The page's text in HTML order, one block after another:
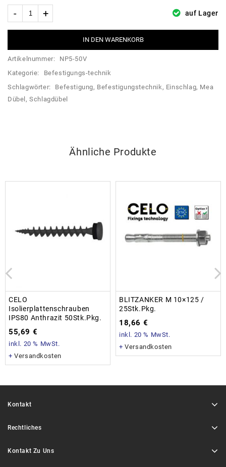
auf Lager
IN DEN WARENKORB
Artikelnummer:
NP5-50V
Kategorie:
Befestigungs-technik
Schlagwörter:
Befestigung, Befestigungstechnik, Einschlag, Mea
Dübel ,Schlagdübel
Ähnliche Produkte
CELO
Isolierplattenschrauben
IPS80 Anthrazit 50Stk.Pkg.
55,69 €
inkl. 20 % MwSt.
+Versandkosten
BLITZANKER M 10×125 /
25Stk.Pkg.
18,66 €
inkl. 20 % MwSt.
+Versandkosten
Kontakt
Rechtliches
Kontakt Zu Uns